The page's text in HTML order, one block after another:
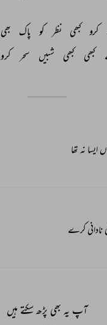
کرو کبھی نظر کو پاک
بھی
کبھی کبھی شبیں سحر کرو
ایسا نہ تھا
نادانی کرے
آپ یہ بھی پڑھ سکتے ہیں